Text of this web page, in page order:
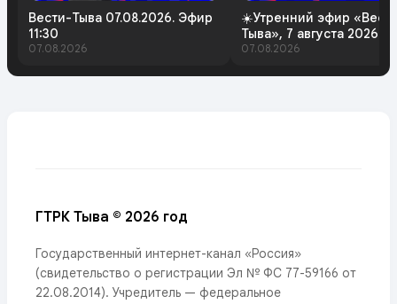
Вести-Тыва 07.08.2026. Эфир
11:30
07.08.2026
☀️Утренний эфир
Тыва», 7 августа 2026
07.08.2026
ГТРК Тыва © 2026 год
Государственный интернет-канал «Россия»
(свидетельство о регистрации Эл № ФС 77-59166 от
22.08.2014). Учредитель — федеральное